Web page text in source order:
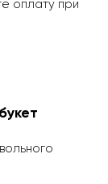
оплату при